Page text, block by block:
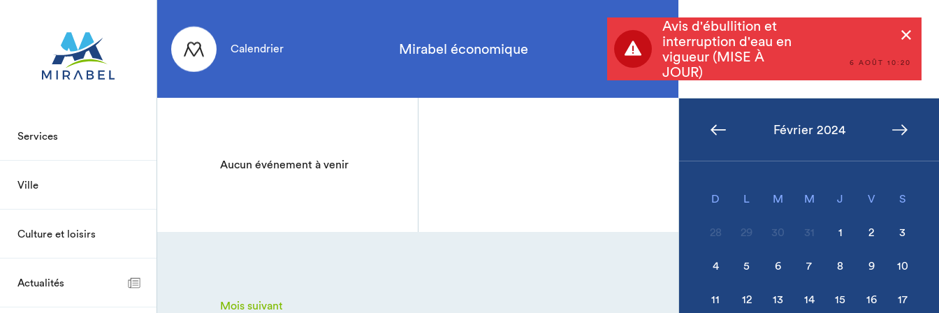
Services
Ville
Culture et loisirs
Actualités
6 AOÛT 10:20
Avis d'ébullition et
interruption d'eau en
vigueur (MISE À
JOUR)
Calendrier Mirabel économique
Aucun événement à venir
Mois suivant
Février 2024
D L M M J V S
28 29 30 31 1 2 3
4 5 6 7 8 9 10
11 12 13 14 15 16 17